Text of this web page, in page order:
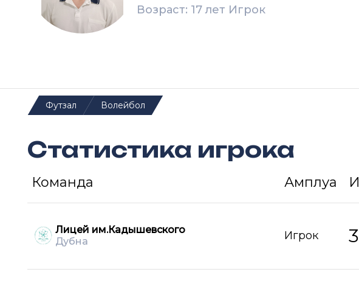
Возраст: 17 лет Игрок
Футзал Волейбол
Статистика игрока
Команда Амплуа И
Лицей им.Кадышевского
Дубна
Игрок 3